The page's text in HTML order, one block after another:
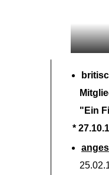
"Ein
*